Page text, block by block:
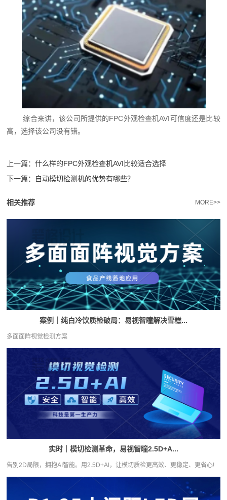
综合来讲，该公司所提供的FPC外观检查机AVI可信度还是比较
高，选择该公司没有错。
上一篇：什么样的FPC外观检查机AVI比较适合选择
下一篇： 自动模切检测机的优势有哪些？
相关推荐 MORE>>
案例｜纯白冷饮质检破局：易视智瞳解决雪糕...
多面面阵视觉检测方案
实时｜模切检测革命，易视智瞳2.5D+A...
告别2D局限，拥抱AI智能。用2.5D+Al，让模切质检更高效、更稳定、更省心!